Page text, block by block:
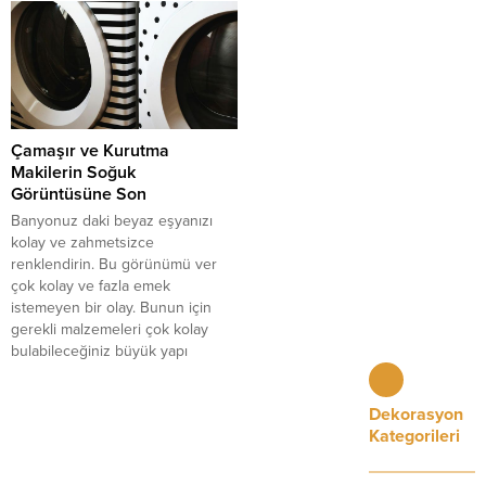
katmaktadır. Bu hava yakalamak
ve kullanmak sizin için çok önemli
bir olaydır....
Çamaşır ve Kurutma
Makilerin Soğuk
Görüntüsüne Son
Banyonuz daki beyaz eşyanızı
kolay ve zahmetsizce
renklendirin. Bu görünümü ver
çok kolay ve fazla emek
istemeyen bir olay. Bunun için
gerekli malzemeleri çok kolay
bulabileceğiniz büyük yapı
Dekorasyon
Kategorileri